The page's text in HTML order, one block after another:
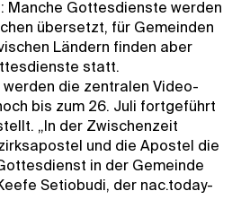
Manche Gottesdienste werden
übersetzt, für Gemeinden
Ländern finden aber
statt.
werden die zentralen Video-
bis zum 26. Juli fortgeführt
„In der Zwischenzeit
und die Apostel die
in der Gemeinde
Setiobudi, der nac.today-